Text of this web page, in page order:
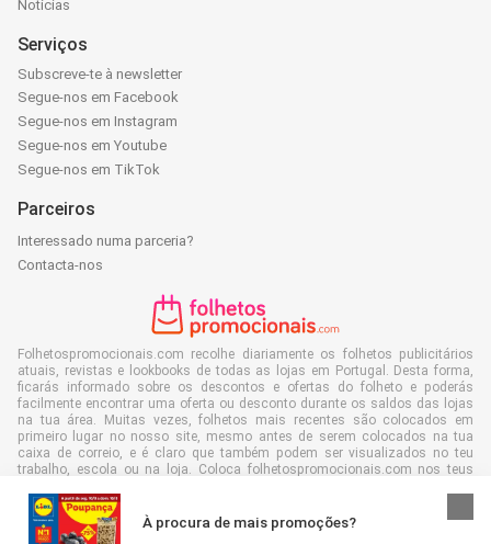
À procura de mais promoções?
Notícias
Serviços
Subscreve-te à newsletter
Segue-nos em Facebook
Segue-nos em Instagram
Segue-nos em Youtube
Segue-nos em TikTok
Parceiros
Interessado numa parceria?
Contacta-nos
Folhetospromocionais.com recolhe diariamente os folhetos publicitários
atuais, revistas e lookbooks de todas as lojas em Portugal. Desta forma,
ficarás informado sobre os descontos e ofertas do folheto e poderás
facilmente encontrar uma oferta ou desconto durante os saldos das lojas
na tua área. Muitas vezes, folhetos mais recentes são colocados em
primeiro lugar no nosso site, mesmo antes de serem colocados na tua
caixa de correio, e é claro que também podem ser visualizados no teu
trabalho, escola ou na loja. Coloca folhetospromocionais.com nos teus
de folhetos de publicidade digital, também contribuis para reduzir o
desperdício de papel e isso é bom para o nosso ambiente.